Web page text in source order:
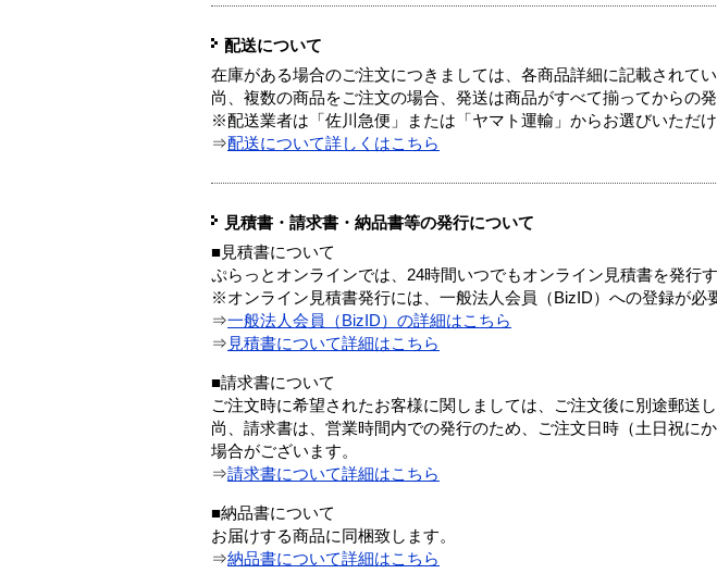
配送について
在庫がある場合のご注文につきましては、各商品詳細に記載されて
尚、複数の商品をご注文の場合、発送は商品がすべて揃ってからの発
※配送業者は「佐川急便」または「ヤマト運輸」からお選びいただ
⇒配送について詳しくはこちら
見積書・請求書・納品書等の発行について
■見積書について
ぷらっとオンラインでは、24時間いつでもオンライン見積書を発行
※オンライン見積書発行には、一般法人会員（BizID）への登録が必
⇒一般法人会員（BizID）の詳細はこちら
⇒ 見積書について詳細はこちら
■請求書について
ご注文時に希望されたお客様に関しましては、ご注文後に別途郵送し
尚、請求書は、営業時間内での発行のため、ご注文日時（土日祝に
場合がございます。
⇒請求書について詳細はこちら
■納品書について
お届けする商品に同梱致します。
⇒納品書について詳細はこちら